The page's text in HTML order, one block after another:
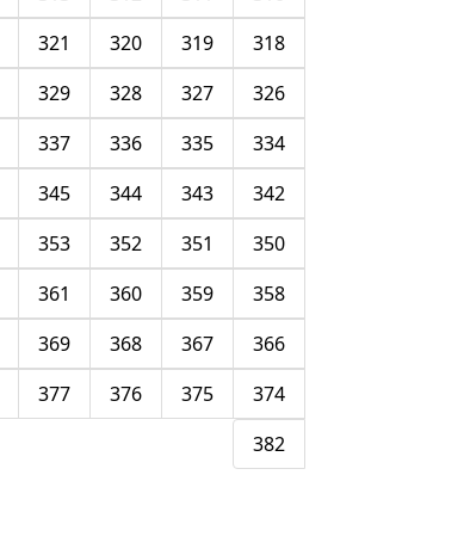
318
319
320
321
326
327
328
329
334
335
336
337
342
343
344
345
350
351
352
353
358
359
360
361
366
367
368
369
374
375
376
377
382